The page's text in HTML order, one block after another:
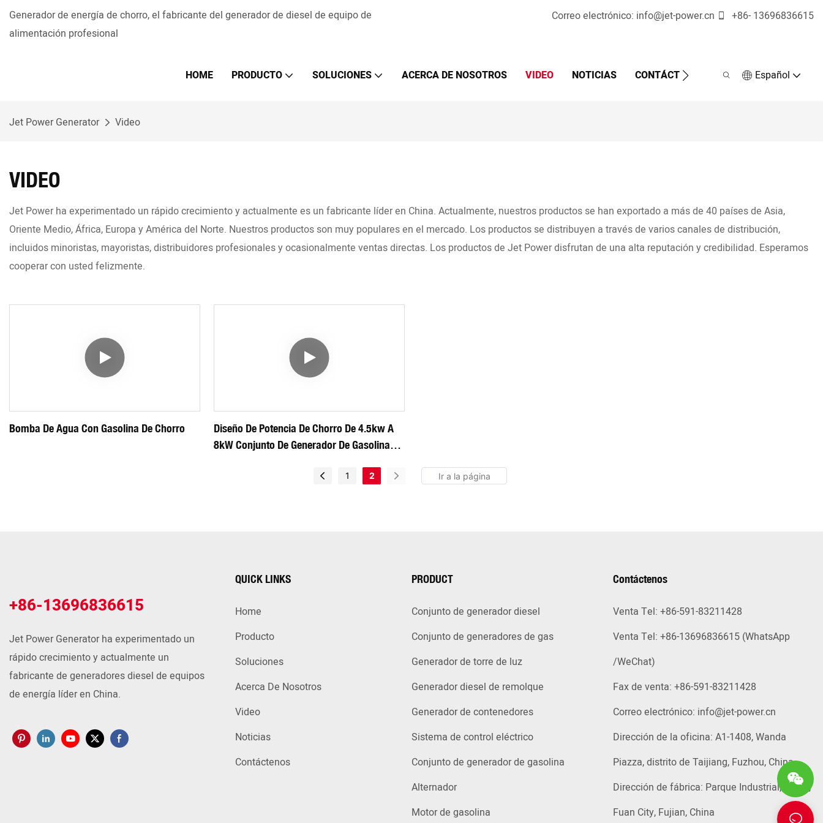
Generador de energía de chorro, el fabricante del generador de diesel de equipo de
alimentación profesional
Correo electrónico: info@jet-power.cn +86- 13696836615
HOME PRODUCTO SOLUCIONES ACERCA DE NOSOTROS VIDEO NOTICIAS CONTÁCTENOS Español
Jet Power Generator Video
VIDEO
Jet Power ha experimentado un rápido crecimiento y actualmente es un fabricante líder en China. Actualmente, nuestros productos se han exportado a más de 40 países de Asia,
Oriente Medio, África, Europa y América del Norte. Nuestros productos son muy populares en el mercado. Los productos se distribuyen a través de varios canales de distribución,
incluidos minoristas, mayoristas, distribuidores profesionales y ocasionalmente ventas directas. Los productos de Jet Power disfrutan de una alta reputación y credibilidad. Esperamos
cooperar con usted felizmente.
Bomba De Agua Con Gasolina De Chorro
Diseño De Potencia De Chorro De 4.5kw A
8kW Conjunto De Generador De Gasolina
1 2
+86-13696836615
Jet Power Generator ha experimentado un
rápido crecimiento y actualmente un
fabricante de generadores diesel de equipos
de energía líder en China.
QUICK LINKS
Home
Producto
Soluciones
Acerca De Nosotros
Video
Noticias
Contáctenos
PRODUCT
Conjunto de generador diesel
Conjunto de generadores de gas
Generador de torre de luz
Generador diesel de remolque
Generador de contenedores
Sistema de control eléctrico
Conjunto de generador de gasolina
Alternador
Motor de gasolina
Contáctenos
Venta Tel: +86-591-83211428
Venta Tel: +86-13696836615 (WhatsApp
/WeChat)
Fax de venta: +86-591-83211428
Correo electrónico: info@jet-power.cn
Dirección de la oficina: A1-1408, Wanda
Piazza, distrito de Taijiang, Fuzhou, China
Dirección de fábrica: Parque Industrial, Tiehu,
Fuan City, Fujian, China